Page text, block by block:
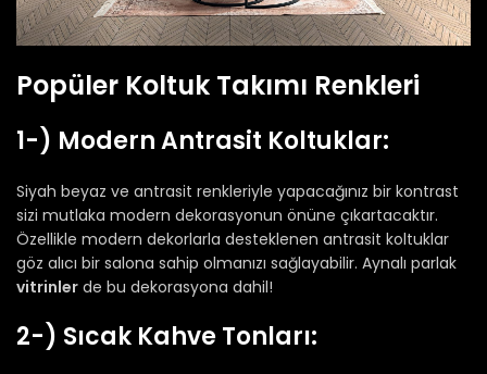
Popüler Koltuk Takımı Renkleri
1-) Modern Antrasit Koltuklar:
Siyah beyaz ve antrasit renkleriyle yapacağınız bir kontrast
sizi mutlaka modern dekorasyonun önüne çıkartacaktır.
Özellikle modern dekorlarla desteklenen antrasit koltuklar
göz alıcı bir salona sahip olmanızı sağlayabilir. Aynalı parlak
vitrinler de bu dekorasyona dahil!
2-) Sıcak Kahve Tonları: